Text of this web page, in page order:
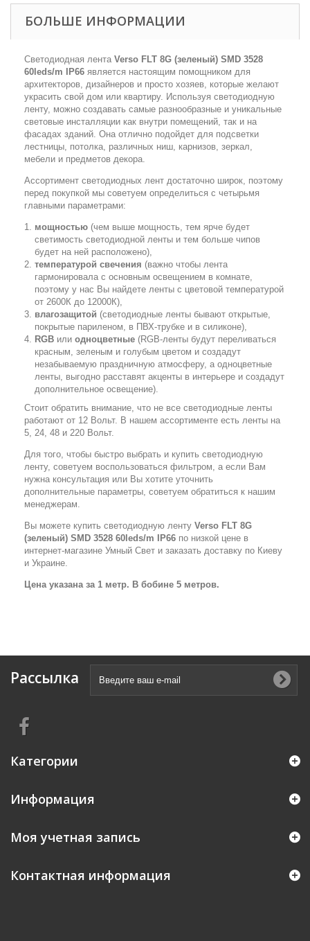
БОЛЬШЕ ИНФОРМАЦИИ
Светодиодная лента Verso FLT 8G (зеленый) SMD 3528
60leds/m IP66 является настоящим помощником для
архитекторов, дизайнеров и просто хозяев, которые желают
украсить свой дом или квартиру. Используя светодиодную
ленту, можно создавать самые разнообразные и уникальные
световые инсталляции как внутри помещений, так и на
фасадах зданий. Она отлично подойдет для подсветки
лестницы, потолка, различных ниш, карнизов, зеркал,
мебели и предметов декора.
Ассортимент светодиодных лент достаточно широк, поэтому
перед покупкой мы советуем определиться с четырьмя
главными параметрами:
мощностью (чем выше мощность, тем ярче будет
светимость светодиодной ленты и тем больше чипов
будет на ней расположено),
температурой свечения (важно чтобы лента
гармонировала с основным освещением в комнате,
поэтому у нас Вы найдете ленты с цветовой температурой
от 2600К до 12000К),
влагозащитой (светодиодные ленты бывают открытые,
покрытые париленом, в ПВХ-трубке и в силиконе),
RGB или одноцветные (RGB-ленты будут переливаться
красным, зеленым и голубым цветом и создадут
незабываемую праздничную атмосферу, а одноцветные
ленты, выгодно расставят акценты в интерьере и создадут
дополнительное освещение).
Стоит обратить внимание, что не все светодиодные ленты
работают от 12 Вольт. В нашем ассортименте есть ленты на
5, 24, 48 и 220 Вольт.
Для того, чтобы быстро выбрать и купить светодиодную
ленту, советуем воспользоваться фильтром, а если Вам
нужна консультация или Вы хотите уточнить
дополнительные параметры, советуем обратиться к нашим
менеджерам.
Вы можете купить светодиодную ленту Verso FLT 8G
(зеленый) SMD 3528 60leds/m IP66 по низкой цене в
интернет-магазине Умный Свет и заказать доставку по Киеву
и Украине.
Цена указана за 1 метр. В бобине 5 метров.
Рассылка
Категории
Информация
Моя учетная запись
Контактная информация